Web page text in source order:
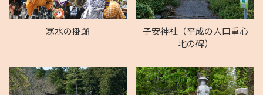
寒水の掛踊
子安神社（平成の人口重心
地の碑）